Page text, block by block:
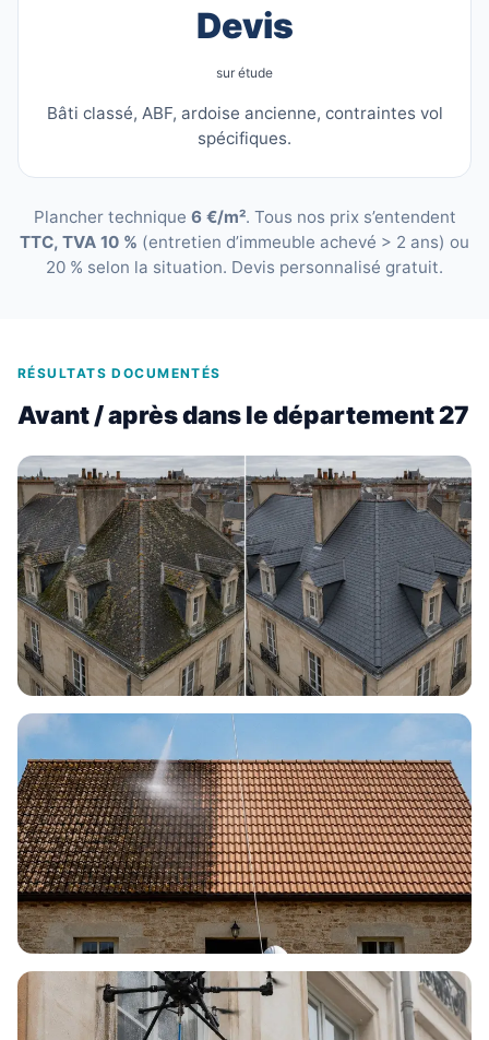
Devis
sur étude
Bâti classé, ABF, ardoise ancienne, contraintes vol
spécifiques.
Plancher technique 6 €/m². Tous nos prix s’entendent
TTC, TVA 10 % (entretien d’immeuble achevé > 2 ans) ou
20 % selon la situation. Devis personnalisé gratuit.
RÉSULTATS DOCUMENTÉS
Avant / après dans le département 27